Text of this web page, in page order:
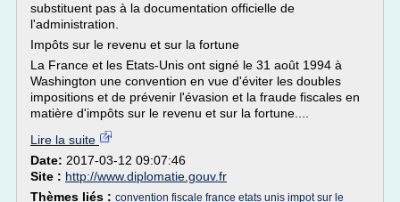
substituent pas à la documentation officielle de
l'administration.
Impôts sur le revenu et sur la fortune
La France et les Etats-Unis ont signé le 31 août 1994 à
Washington une convention en vue d'éviter les doubles
impositions et de prévenir l'évasion et la fraude fiscales en
matière d'impôts sur le revenu et sur la fortune....
Lire la suite
Date: 2017-03-12 09:07:46
Site : http://www.diplomatie.gouv.fr
Thèmes liés : convention fiscale france etats unis impot sur le